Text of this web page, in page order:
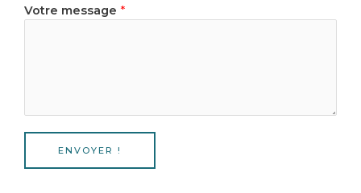
Votre message *
ENVOYER !